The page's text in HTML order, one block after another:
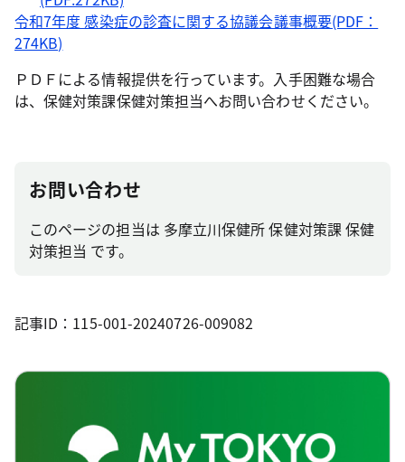
令和7年度 感染症の診査に関する協議会議事概要(PDF：
274KB)
ＰＤＦによる情報提供を行っています。入手困難な場合
は、保健対策課保健対策担当へお問い合わせください。
お問い合わせ
このページの担当は 多摩立川保健所 保健対策課 保健
対策担当 です。
記事ID：115-001-20240726-009082